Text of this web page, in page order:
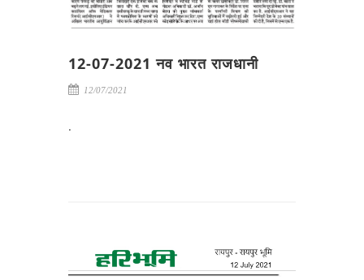
12-07-2021 नव भारत राजधानी
12/07/2021
.